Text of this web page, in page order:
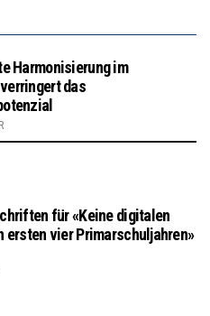
Harmonisierung im
das
für «Keine digitalen
ersten vier Primarschuljahren»